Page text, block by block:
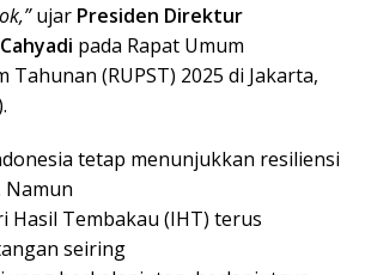
ujar Presiden Direktur
pada Rapat Umum
Tahunan (RUPST) 2025 di Jakarta,
tetap menunjukkan resiliensi
Namun
Hasil Tembakau (IHT) terus
seiring